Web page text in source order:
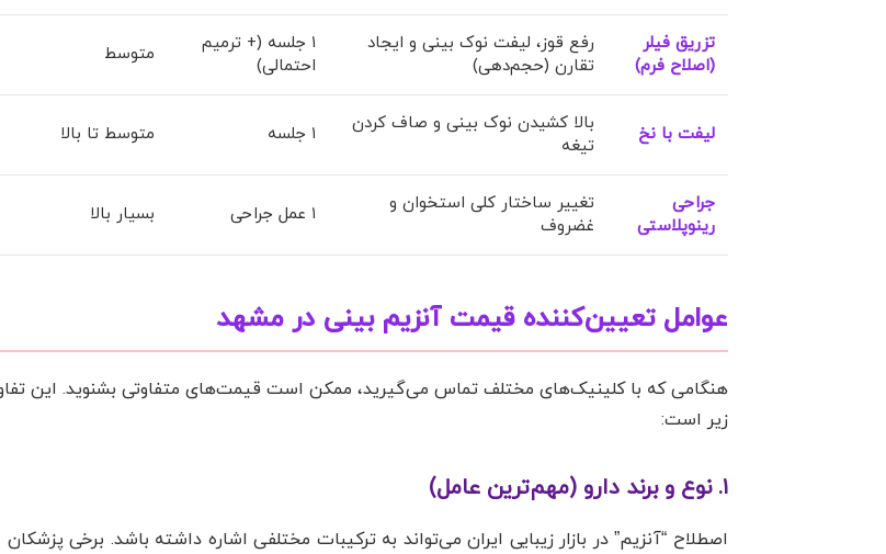
تزریق فیلر
(اصلاح فرم)
رفع قوز، لیفت نوک بینی و ایجاد
تقارن (حجم‌دهی)
۱ جلسه (+ ترمیم
احتمالی)
متوسط
لیفت با نخ
بالا کشیدن نوک بینی و صاف کردن
تیغه
۱ جلسه متوسط تا بالا
جراحی
رینوپلاستی
تغییر ساختار کلی استخوان و
غضروف
۱ عمل جراحی بسیار بالا
عوامل تعیین‌کننده قیمت آنزیم بینی در مشهد
هنگامی که با کلینیک‌های مختلف تماس می‌گیرید، ممکن است قیمت‌های متفاوتی بشنوید. این
زیر است:
۱. نوع و برند دارو (مهم‌ترین عامل)
اصطلاح “آنزیم” در بازار زیبایی ایران می‌تواند به ترکیبات مختلفی اشاره داشته باشد. برخی پزشکان